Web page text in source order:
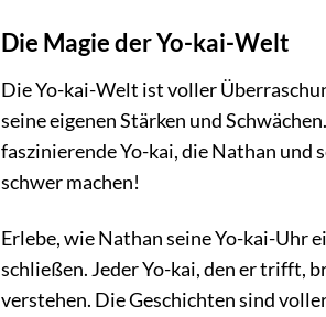
Die Magie der Yo-kai-Welt
Die Yo-kai-Welt ist voller
seine eigenen Stärken und
faszinierende Yo-kai, die Nathan und
schwer machen!
Erlebe, wie Nathan seine Yo-kai-Uhr
schließen. Jeder Yo-kai, den er trifft,
verstehen. Die Geschichten sind